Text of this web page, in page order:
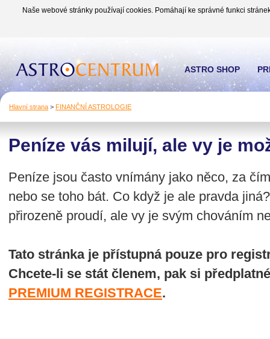
Naše webové stránky používají cookies. Pomáhají ke správné funkci
Hlavní strana > FINANČNÍ ASTROLOGIE
Peníze vás milují, ale vy je
Peníze jsou často vnímány jako něco, za
nebo se toho bát. Co když je ale pravda
přirozeně proudí, ale vy je svým chováním
Tato stránka je přístupná pouze pro
Chcete-li se stát členem, pak si
PREMIUM REGISTRACE.
ASTRO SHOP